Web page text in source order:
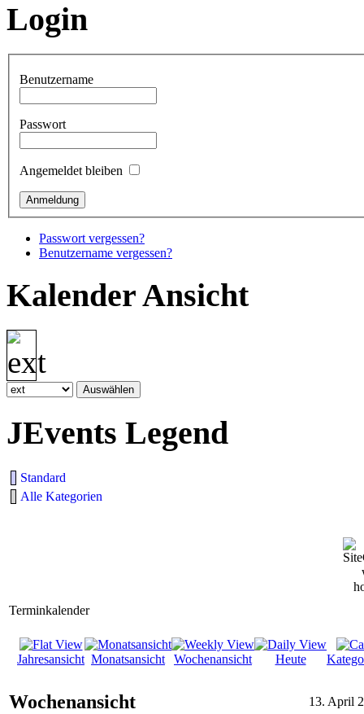
Login
Benutzername
Passwort
Angemeldet bleiben
Passwort vergessen?
Benutzername vergessen?
Kalender Ansicht
JEvents Legend
Standard
Alle Kategorien
Terminkalender
Jahresansicht Monatsansicht Wochenansicht Heute
Wochenansicht 13. April